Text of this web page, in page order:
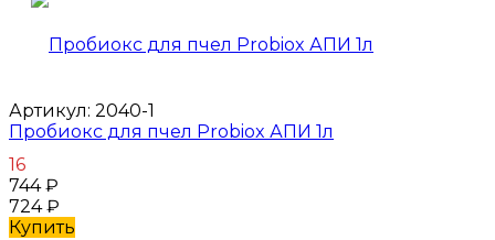
Артикул: 2040-1
Пробиокс для пчел Probiox АПИ 1л
16
744₽
724₽
Купить